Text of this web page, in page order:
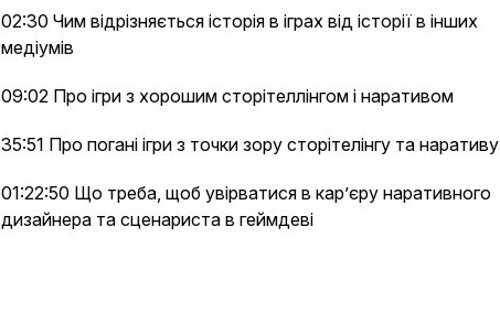
02:30 Чим відрізняється історія в іграх від історії в інших
медіумів
09:02 Про ігри з хорошим сторітеллінгом і наративом
35:51 Про погані ігри з точки зору сторітелінгу та наративу
01:22:50 Що треба, щоб увірватися в кар’єру наративного
дизайнера та сценариста в геймдеві